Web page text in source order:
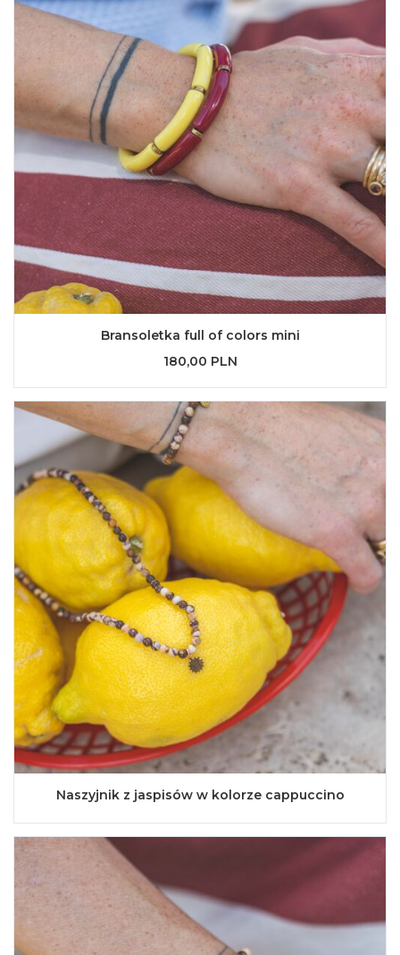
Bransoletka full of colors mini
180,00 PLN
Naszyjnik z jaspisów w kolorze cappuccino